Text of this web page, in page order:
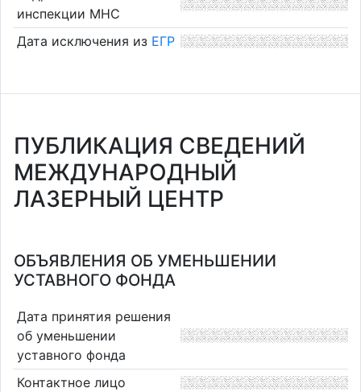
инспекции МНС
Дата исключения из ЕГР
ПУБЛИКАЦИЯ СВЕДЕНИЙ
МЕЖДУНАРОДНЫЙ
ЛАЗЕРНЫЙ ЦЕНТР
ОБЪЯВЛЕНИЯ ОБ УМЕНЬШЕНИИ
УСТАВНОГО ФОНДА
Дата принятия решения
об уменьшении
уставного фонда
Контактное лицо